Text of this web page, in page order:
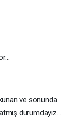
ve sonunda
durumdayız…